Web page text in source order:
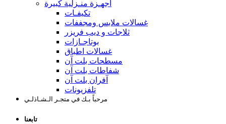
أجهـزة منـزلية كبيرة
تكيفـات
غسالات ملابس ومجففات
ثلاجات و ديب فريزر
بوتاجـازات
غسالات اطباق
مسطحات بلت آن
شفاطات بلت آن
آفران بلت آن
تلفزيونات
مرحباً بـك في متجـر الـشـاذلـي
تابعنا